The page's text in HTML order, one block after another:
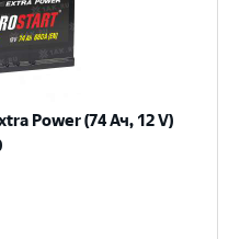
Power (74 Ач, 12 V)